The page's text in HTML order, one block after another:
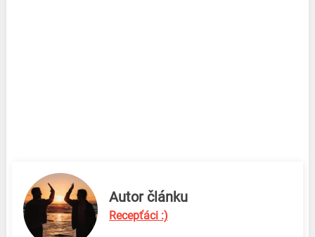
Autor článku
Recepťáci :)